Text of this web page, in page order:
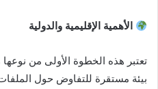
الأهمية الإقليمية والدولية
تعتبر هذه الخطوة الأولى من
بيئة مستقرة للتفاوض حول الملفات